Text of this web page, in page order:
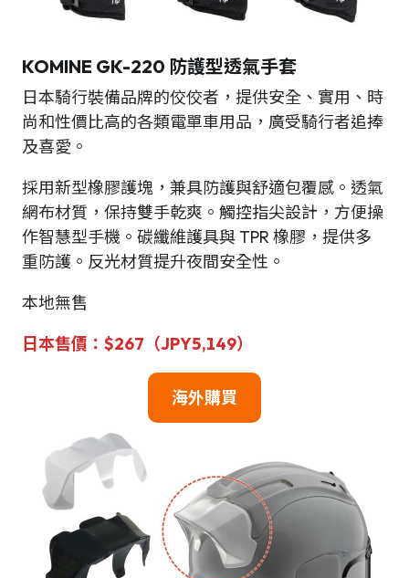
KOMINE GK-220 防護型透氣手套
日本騎行裝備品牌的佼佼者，提供安全、實用、時
尚和性價比高的各類電單車用品，廣受騎行者追捧
及喜愛。
採用新型橡膠護塊，兼具防護與舒適包覆感。透氣
網布材質，保持雙手乾爽。觸控指尖設計，方便操
作智慧型手機。碳纖維護具與 TPR 橡膠，提供多
重防護。反光材質提升夜間安全性。
本地無售
日本售價：$267（JPY5,149）
海外購買